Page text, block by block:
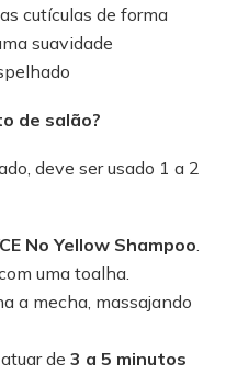
cutículas de forma
suavidade
de salão?
deve ser usado 1 a 2
No Yellow Shampoo.
uma toalha.
a mecha, massajando
de 3 a 5 minutos